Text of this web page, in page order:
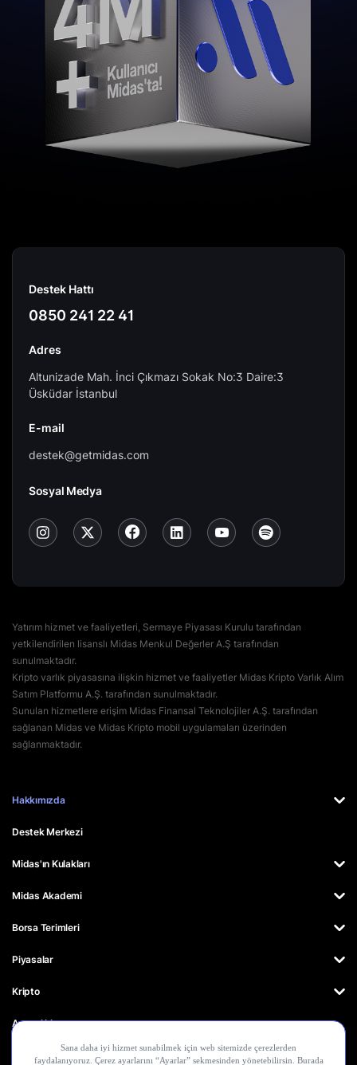
Hakkımızda
Destek Merkezi
Midas'ın Kulakları
Midas Akademi
Borsa Terimleri
Piyasalar
Kripto
Ayrıcalıklar
Destek Hattı
0850 241 22 41
Adres
Altunizade Mah. İnci Çıkmazı Sokak No:3 Daire:3
Üsküdar İstanbul
E-mail
destek@getmidas.com
Sosyal Medya
Yatırım hizmet ve faaliyetleri, Sermaye Piyasası Kurulu tarafından
yetkilendirilen lisanslı Midas Menkul Değerler A.Ş tarafından
sunulmaktadır.
Kripto varlık piyasasına ilişkin hizmet ve faaliyetler Midas Kripto Varlık Alım
Satım Platformu A.Ş. tarafından sunulmaktadır.
Sunulan hizmetlere erişim Midas Finansal Teknolojiler A.Ş. tarafından
sağlanan Midas ve Midas Kripto mobil uygulamaları üzerinden
sağlanmaktadır.